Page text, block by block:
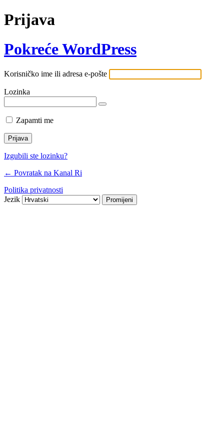
Prijava
Pokreće WordPress
Korisničko ime ili adresa e-pošte
Lozinka
Zapamti me
Izgubili ste lozinku?
← Povratak na Kanal Ri
Politika privatnosti
Jezik